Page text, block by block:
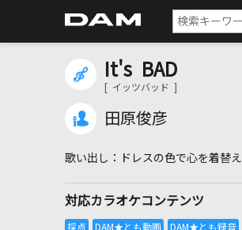
It's BAD
[ イッツバッド ]
田原俊彦
ドレスの色で心を着替え
対応カラオケコンテンツ